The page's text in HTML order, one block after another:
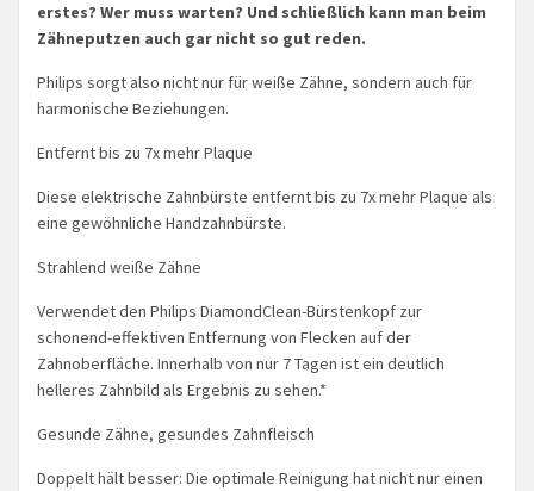
erstes? Wer muss warten? Und schließlich kann man beim
Zähneputzen auch gar nicht so gut reden.
Philips sorgt also nicht nur für weiße Zähne, sondern auch für
harmonische Beziehungen.
Entfernt bis zu 7x mehr Plaque
Diese elektrische Zahnbürste entfernt bis zu 7x mehr Plaque als
eine gewöhnliche Handzahnbürste.
Strahlend weiße Zähne
Verwendet den Philips DiamondClean-Bürstenkopf zur
schonend-effektiven Entfernung von Flecken auf der
Zahnoberfläche. Innerhalb von nur 7 Tagen ist ein deutlich
helleres Zahnbild als Ergebnis zu sehen.*
Gesunde Zähne, gesundes Zahnfleisch
Doppelt hält besser: Die optimale Reinigung hat nicht nur einen